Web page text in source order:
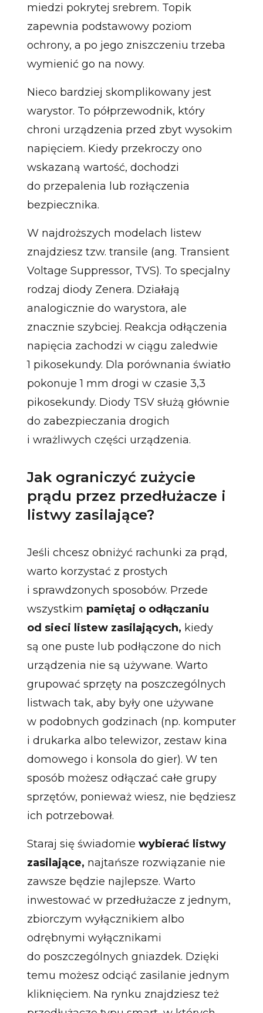
miedzi pokrytej srebrem. Topik
zapewnia podstawowy poziom
ochrony, a po jego zniszczeniu trzeba
wymienić go na nowy.
Nieco bardziej skomplikowany jest
warystor. To półprzewodnik, który
chroni urządzenia przed zbyt wysokim
napięciem. Kiedy przekroczy ono
wskazaną wartość, dochodzi
do przepalenia lub rozłączenia
bezpiecznika.
W najdroższych modelach listew
znajdziesz tzw. transile (ang. Transient
Voltage Suppressor, TVS). To specjalny
rodzaj diody Zenera. Działają
analogicznie do warystora, ale
znacznie szybciej. Reakcja odłączenia
napięcia zachodzi w ciągu zaledwie
1 pikosekundy. Dla porównania światło
pokonuje 1 mm drogi w czasie 3,3
pikosekundy. Diody TSV służą głównie
do zabezpieczania drogich
i wrażliwych części urządzenia.
Jak ograniczyć zużycie
prądu przez przedłużacze i
listwy zasilające?
Jeśli chcesz obniżyć rachunki za prąd,
warto korzystać z prostych
i sprawdzonych sposobów. Przede
wszystkim pamiętaj o odłączaniu
od sieci listew zasilających, kiedy
są one puste lub podłączone do nich
urządzenia nie są używane. Warto
grupować sprzęty na poszczególnych
listwach tak, aby były one używane
w podobnych godzinach (np. komputer
i drukarka albo telewizor, zestaw kina
domowego i konsola do gier). W ten
sposób możesz odłączać całe grupy
sprzętów, ponieważ wiesz, nie będziesz
ich potrzebował.
Staraj się świadomie wybierać listwy
zasilające, najtańsze rozwiązanie nie
zawsze będzie najlepsze. Warto
inwestować w przedłużacze z jednym,
zbiorczym wyłącznikiem albo
odrębnymi wyłącznikami
do poszczególnych gniazdek. Dzięki
temu możesz odciąć zasilanie jednym
kliknięciem. Na rynku znajdziesz też